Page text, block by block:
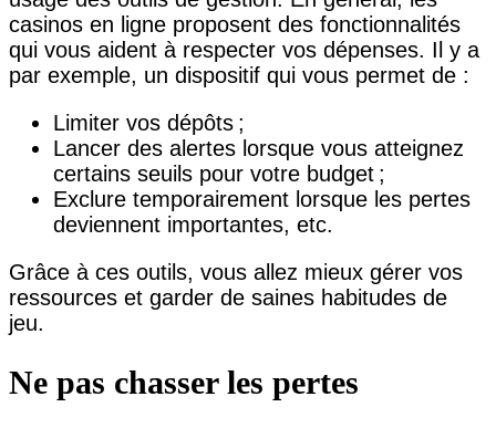
casinos en ligne proposent des fonctionnalités
qui vous aident à respecter vos dépenses. Il y a
par exemple, un dispositif qui vous permet de :
Limiter vos dépôts ;
Lancer des alertes lorsque vous atteignez
certains seuils pour votre budget ;
Exclure temporairement lorsque les pertes
deviennent importantes, etc.
Grâce à ces outils, vous allez mieux gérer vos
ressources et garder de saines habitudes de
jeu.
Ne pas chasser les pertes